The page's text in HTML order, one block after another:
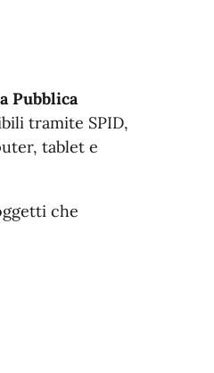
Pubblica
tramite SPID,
tablet e
che